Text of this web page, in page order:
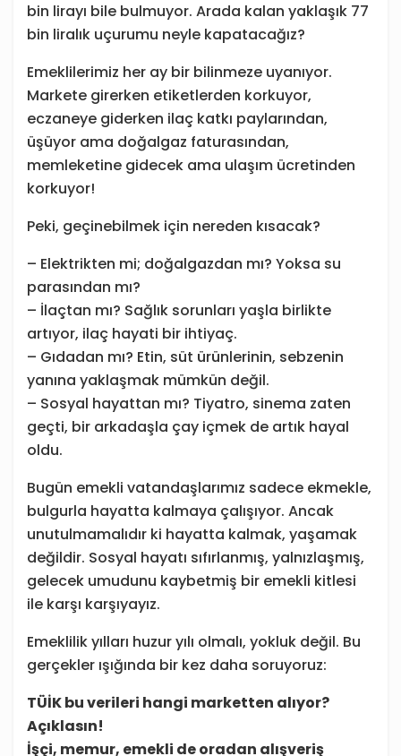
bin lirayı bile bulmuyor. Arada kalan yaklaşık 77
bin liralık uçurumu neyle kapatacağız?
Emeklilerimiz her ay bir bilinmeze uyanıyor.
Markete girerken etiketlerden korkuyor,
eczaneye giderken ilaç katkı paylarından,
üşüyor ama doğalgaz faturasından,
memleketine gidecek ama ulaşım ücretinden
korkuyor!
Peki, geçinebilmek için nereden kısacak?
– Elektrikten mi; doğalgazdan mı? Yoksa su
parasından mı?
– İlaçtan mı? Sağlık sorunları yaşla birlikte
artıyor, ilaç hayati bir ihtiyaç.
– Gıdadan mı? Etin, süt ürünlerinin, sebzenin
yanına yaklaşmak mümkün değil.
– Sosyal hayattan mı? Tiyatro, sinema zaten
geçti, bir arkadaşla çay içmek de artık hayal
oldu.
Bugün emekli vatandaşlarımız sadece ekmekle,
bulgurla hayatta kalmaya çalışıyor. Ancak
unutulmamalıdır ki hayatta kalmak, yaşamak
değildir. Sosyal hayatı sıfırlanmış, yalnızlaşmış,
gelecek umudunu kaybetmiş bir emekli kitlesi
ile karşı karşıyayız.
Emeklilik yılları huzur yılı olmalı, yokluk değil. Bu
gerçekler ışığında bir kez daha soruyoruz:
TÜİK bu verileri hangi marketten alıyor?
Açıklasın!
İşçi, memur, emekli de oradan alışveriş